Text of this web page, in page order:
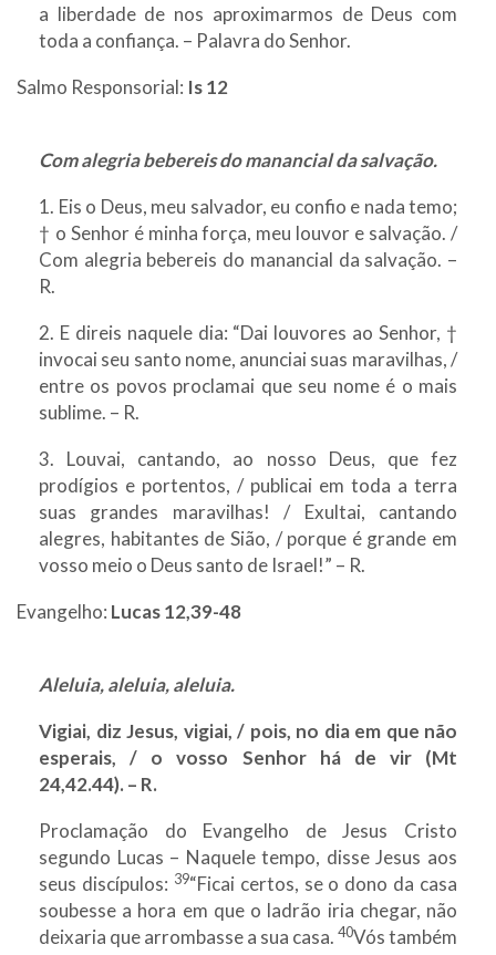
a liberdade de nos aproximarmos de Deus com
toda a confiança. – Palavra do Senhor.
Salmo Responsorial: Is 12
Com alegria bebereis do manancial da salvação.
1. Eis o Deus, meu salvador, eu confio e nada temo;
† o Senhor é minha força, meu louvor e salvação. /
Com alegria bebereis do manancial da salvação. –
R.
2. E direis naquele dia: “Dai louvores ao Senhor, †
invocai seu santo nome, anunciai suas maravilhas, /
entre os povos proclamai que seu nome é o mais
sublime. – R.
3. Louvai, cantando, ao nosso Deus, que fez
prodígios e portentos, / publicai em toda a terra
suas grandes maravilhas! / Exultai, cantando
alegres, habitantes de Sião, / porque é grande em
vosso meio o Deus santo de Israel!” – R.
Evangelho: Lucas 12,39-48
Aleluia, aleluia, aleluia.
Vigiai, diz Jesus, vigiai, / pois, no dia em que não
esperais, / o vosso Senhor há de vir (Mt
24,42.44). – R.
Proclamação do Evangelho de Jesus Cristo
segundo Lucas – Naquele tempo, disse Jesus aos
seus discípulos: 39“Ficai certos, se o dono da casa
soubesse a hora em que o ladrão iria chegar, não
deixaria que arrombasse a sua casa. 40Vós também